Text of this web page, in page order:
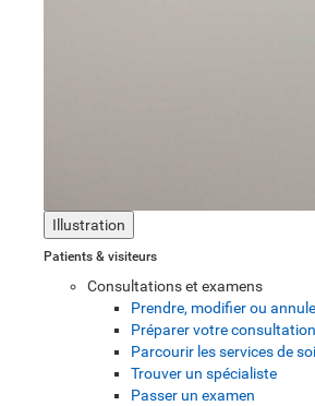
Illustration
Patients & visiteurs
Consultations et examens
Prendre, modifier ou
Préparer votre consultation
Parcourir les services de
Trouver un spécialiste
Passer un examen